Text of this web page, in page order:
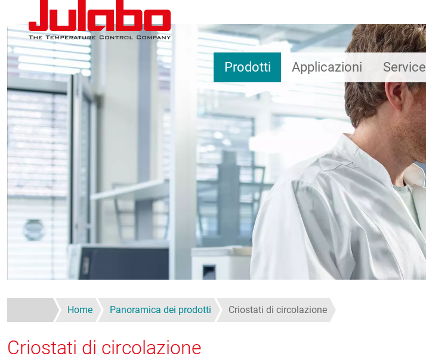
Salta al contenuto principale
Prodotti Applicazioni Service
Home Panoramica dei prodotti Criostati di circolazione
Criostati di circolazione